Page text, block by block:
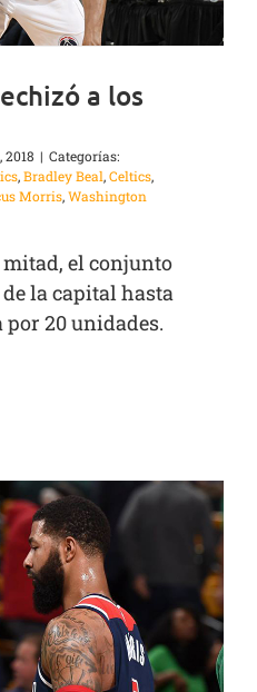
a los
2018 | Categorías:
,Bradley Beal,Celtics,
Morris,Washington
el conjunto
la capital hasta
20 unidades.